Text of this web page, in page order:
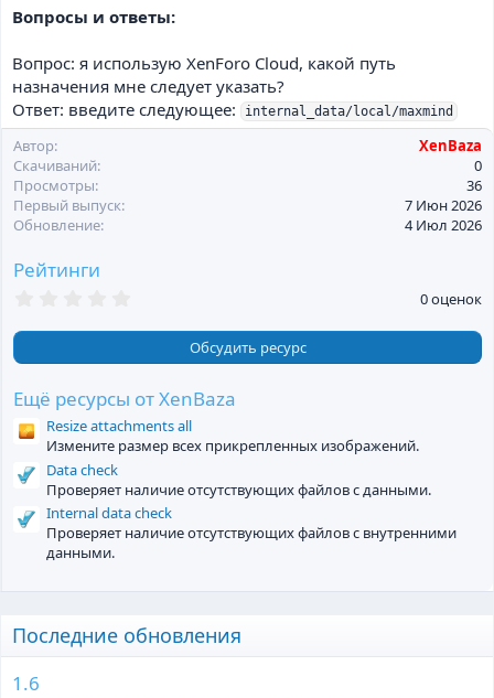
Вопросы и ответы:
Вопрос: я использую XenForo Cloud, какой путь
назначения мне следует указать?
Ответ: введите следующее:
internal_data/local/maxmind
Автор
XenBaza
Скачиваний
0
Просмотры
36
Первый выпуск
7 Июн 2026
Обновление
4 Июл 2026
Рейтинги
0
з
ё
з
д
0 оценок
Обсудить ресурс
Ещё ресурсы от XenBaza
Resize attachments all
Измените размер всех прикрепленных изображений.
Data check
Проверяет наличие отсутствующих файлов с данными.
Internal data check
Проверяет наличие отсутствующих файлов с внутренними
данными.
Последние обновления
1.6